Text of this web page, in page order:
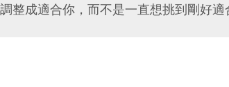
整成適合你，而不是一直想挑到剛好適